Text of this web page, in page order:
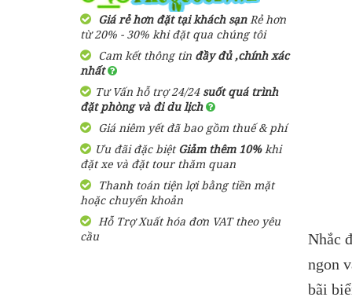
3 Ngày 3 Đêm
Tour Du Lịch Phú Quốc
Giá từ:1,580,000 đ
2 Ngày 1 Đêm
Tour Du Lịch Phú Quốc
Trọn Gói 4 ngày 3 đêm
Giá từ:2,750,000 đ
4 ngày 3 đêm
Resort Arcadia
Phú Quốc
Giá từ:1,600,000đ
Bungalow Hoa
Nhật Lan Phú
Quốc
Giá từ:390,000đ
Resort Paris Beach
Giá rẻ hơn đặt tại khách sạnRẻ hơn
từ 20% - 30% khi đặt qua chúng tôi
Cam kết thông tin đầy đủ ,chính xác
nhất
Tư Vấn hỗ trợ 24/24 suốt quá trình
đặt phòng và đi du lịch
Giá niêm yết đã bao gồm thuế & phí
Ưu đãi đặc biệtGiảm thêm 10%khi
đặt xe và đặt tour thăm quan
Thanh toán tiện lợi bằng tiền mặt
hoặc chuyển khoản
Hỗ Trợ Xuất hóa đơn VAT theo yêu
cầu
Nhắc
ngon
bãi